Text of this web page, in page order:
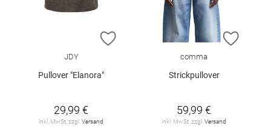
ZUR WUNSCHLISTE HINZUFÜGEN
JDY
Pullover "Elanora"
29,99 €
inkl. MwSt. zzgl.Versand
ZUR
comma
Strickpullover
59,99 €
inkl. MwSt. zzgl.Versand